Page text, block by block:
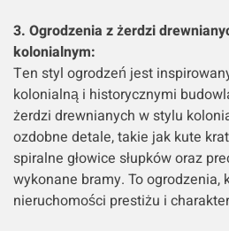
3. Ogrodzenia z żerdzi
kolonialnym:
Ten styl ogrodzeń jest
kolonialną i historycznymi
żerdzi drewnianych w stylu
ozdobne detale, takie jak kute
spiralne głowice słupków oraz
wykonane bramy. To ogrodzenia,
nieruchomości prestiżu i